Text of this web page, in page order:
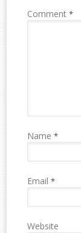
Comment*
Name*
Email*
Website